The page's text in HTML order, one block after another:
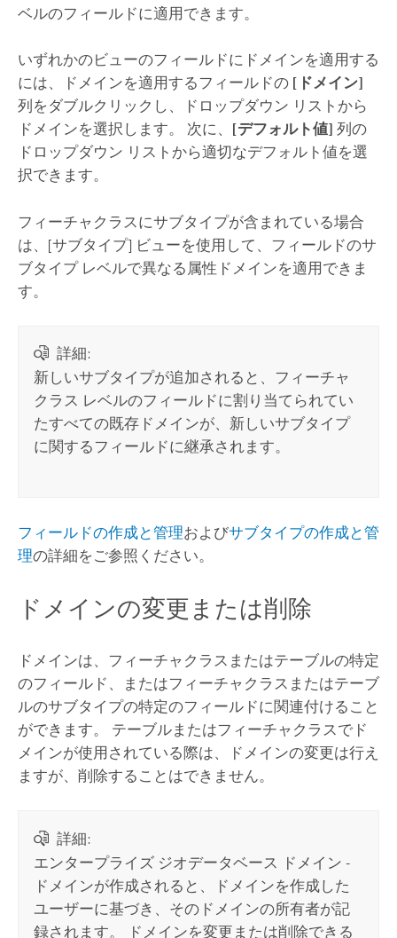
ベルのフィールドに適用できます。
いずれかのビューのフィールドにドメインを適用する
には、ドメインを適用するフィールドの [ドメイン]
列をダブルクリックし、ドロップダウン リストから
ドメインを選択します。 次に、 [デフォルト値] 列の
ドロップダウン リストから適切なデフォルト値を選
択できます。
フィーチャクラスにサブタイプが含まれている場合
は、[サブタイプ] ビューを使用して、フィールドのサ
ブタイプ レベルで異なる属性ドメインを適用できま
す。
詳細:
新しいサブタイプが追加されると、フィーチャ
クラス レベルのフィールドに割り当てられてい
たすべての既存ドメインが、新しいサブタイプ
に関するフィールドに継承されます。
フィールドの作成と管理およびサブタイプの作成と管
理の詳細をご参照ください。
ドメインの変更または削除
ドメインは、フィーチャクラスまたはテーブルの特定
のフィールド、またはフィーチャクラスまたはテーブ
ルのサブタイプの特定のフィールドに関連付けること
ができます。 テーブルまたはフィーチャクラスでド
メインが使用されている際は、ドメインの変更は行え
ますが、削除することはできません。
詳細:
エンタープライズ ジオデータベース ドメイン -
ドメインが作成されると、ドメインを作成した
ユーザーに基づき、そのドメインの所有者が記
録されます。 ドメインを変更または削除できる